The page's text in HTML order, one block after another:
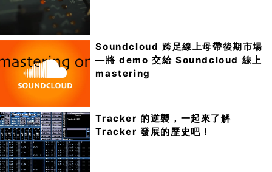
Soundcloud 跨足線上母帶後期市場
—將 demo 交給 Soundcloud 線上
mastering
Tracker 的逆襲，一起來了解
Tracker 發展的歷史吧！